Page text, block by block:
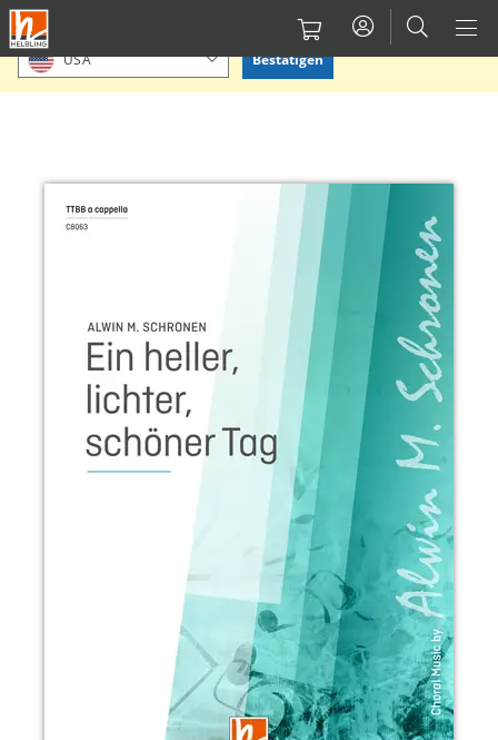
Direkt
zum
Inhalt
Bitte Standort bestätigen oder einen anderen auswählen.
USA Bestätigen